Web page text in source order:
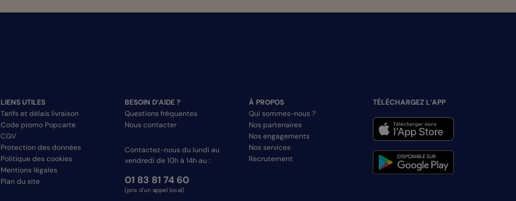
LIENS UTILES
Tarifs et délais livraison
Code promo Popcarte
CGV
Protection des données
Politique des cookies
Mentions légales
Plan du site
BESOIN D’AIDE ?
Questions fréquentes
Nous contacter
Contactez-nous du lundi au
vendredi de 10h à 14h au :
01 83 81 74 60
(prix d'un appel local)
À PROPOS
Qui sommes-nous ?
Nos partenaires
Nos engagements
Nos services
Recrutement
TÉLÉCHARGEZ L’APP